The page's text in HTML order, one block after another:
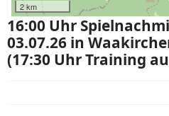
2 km
16:00 Uhr
03.07.26 in
(17:30 Uhr Training